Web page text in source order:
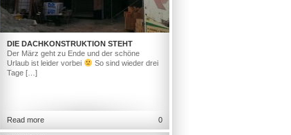
DIE DACHKONSTRUKTION STEHT
Der März geht zu Ende und der schöne
Urlaub ist leider vorbei
So sind wieder drei
Tage […]
Read more 0